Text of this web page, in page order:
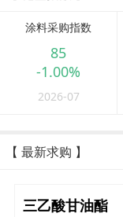
涂料采购指数
85
-1.00%
2026-07
【 最新求购 】
三乙酸甘油酯